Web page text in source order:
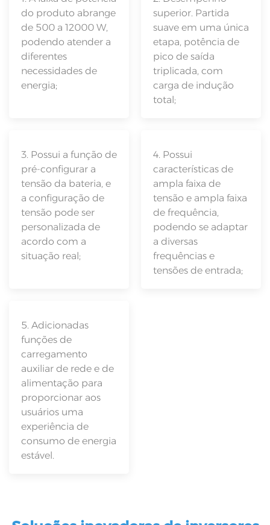
do produto abrange
de 500 a 12000 W,
podendo atender a
diferentes
necessidades de
energia;
superior. Partida
suave em uma única
etapa, potência de
pico de saída
triplicada, com
carga de indução
total;
3. Possui a função de
pré-configurar a
tensão da bateria, e
a configuração de
tensão pode ser
personalizada de
acordo com a
situação real;
4. Possui
características de
ampla faixa de
tensão e ampla faixa
de frequência,
podendo se adaptar
a diversas
frequências e
tensões de entrada;
5. Adicionadas
funções de
carregamento
auxiliar de rede e de
alimentação para
proporcionar aos
usuários uma
experiência de
consumo de energia
estável.